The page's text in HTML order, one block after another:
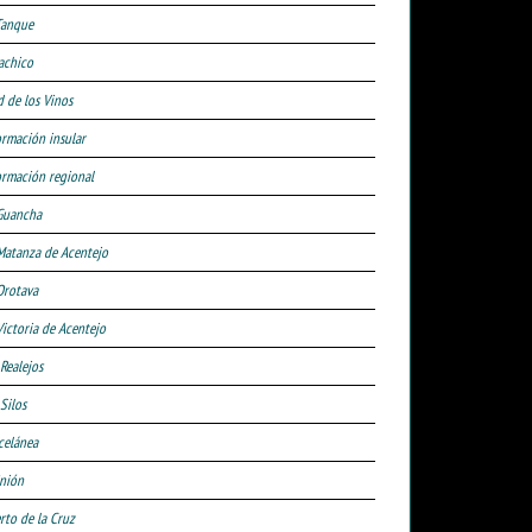
de los Vinos
insular
regional
de Acentejo
de Acentejo
de la Cruz